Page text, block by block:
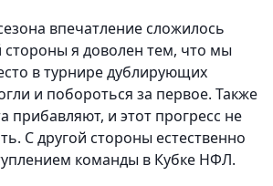
впечатление сложилось
стороны я доволен тем, что мы
в турнире дублирующих
и побороться за первое. Также
прибавляют, и этот прогресс не
С другой стороны естественно
команды в Кубке НФЛ.